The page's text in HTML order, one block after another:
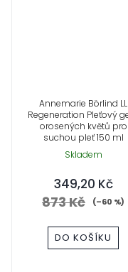
Annemarie Börlind LL
Regeneration Pleťový
orosených květů pro
suchou pleť 150 ml
Skladem
349,20 Kč
873 Kč (–60 %)
DO KOŠÍKU